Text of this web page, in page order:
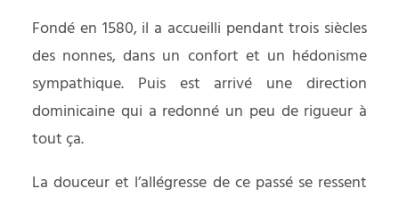
Fondé en 1580, il a accueilli pendant trois siècles
des nonnes, dans un confort et un hédonisme
sympathique. Puis est arrivé une direction
dominicaine qui a redonné un peu de rigueur à
tout ça.
La douceur et l’allégresse de ce passé se ressent